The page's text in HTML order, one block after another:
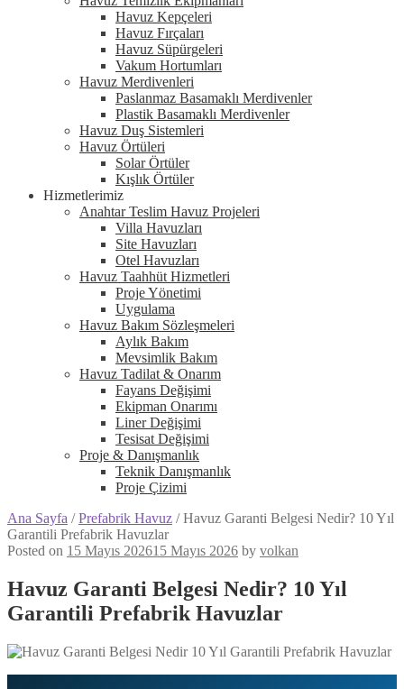
Havuz Kepçeleri
Havuz Fırçaları
Havuz Süpürgeleri
Vakum Hortumları
Havuz Merdivenleri
Paslanmaz Basamaklı Merdivenler
Plastik Basamaklı Merdivenler
Havuz Duş Sistemleri
Havuz Örtüleri
Solar Örtüler
Kışlık Örtüler
Hizmetlerimiz
Anahtar Teslim Havuz Projeleri
Villa Havuzları
Site Havuzları
Otel Havuzları
Havuz Taahhüt Hizmetleri
Proje Yönetimi
Uygulama
Havuz Bakım Sözleşmeleri
Aylık Bakım
Mevsimlik Bakım
Havuz Tadilat & Onarım
Fayans Değişimi
Ekipman Onarımı
Liner Değişimi
Tesisat Değişimi
Proje & Danışmanlık
Teknik Danışmanlık
Proje Çizimi
Ana Sayfa /Prefabrik Havuz /Havuz Garanti Belgesi Nedir? 10 Yıl
Garantili Prefabrik Havuzlar
Posted on 15 Mayıs 202615 Mayıs 2026 by volkan
Havuz Garanti Belgesi Nedir? 10 Yıl
Garantili Prefabrik Havuzlar